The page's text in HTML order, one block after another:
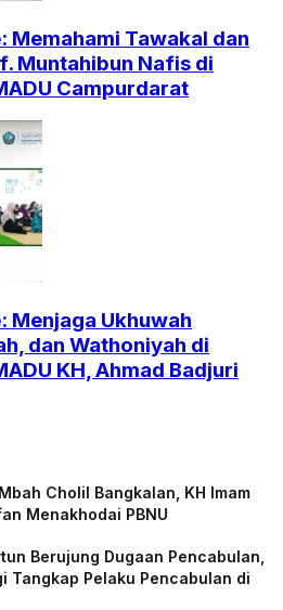
Memahami Tawakal dan
Muntahibun Nafis di
Campurdarat
Menjaga Ukhuwah
dan Wathoniyah di
KH, Ahmad Badjuri
Cholil Bangkalan, KH Imam
Menakhodai PBNU
Berujung Dugaan Pencabulan,
Tangkap Pelaku Pencabulan di